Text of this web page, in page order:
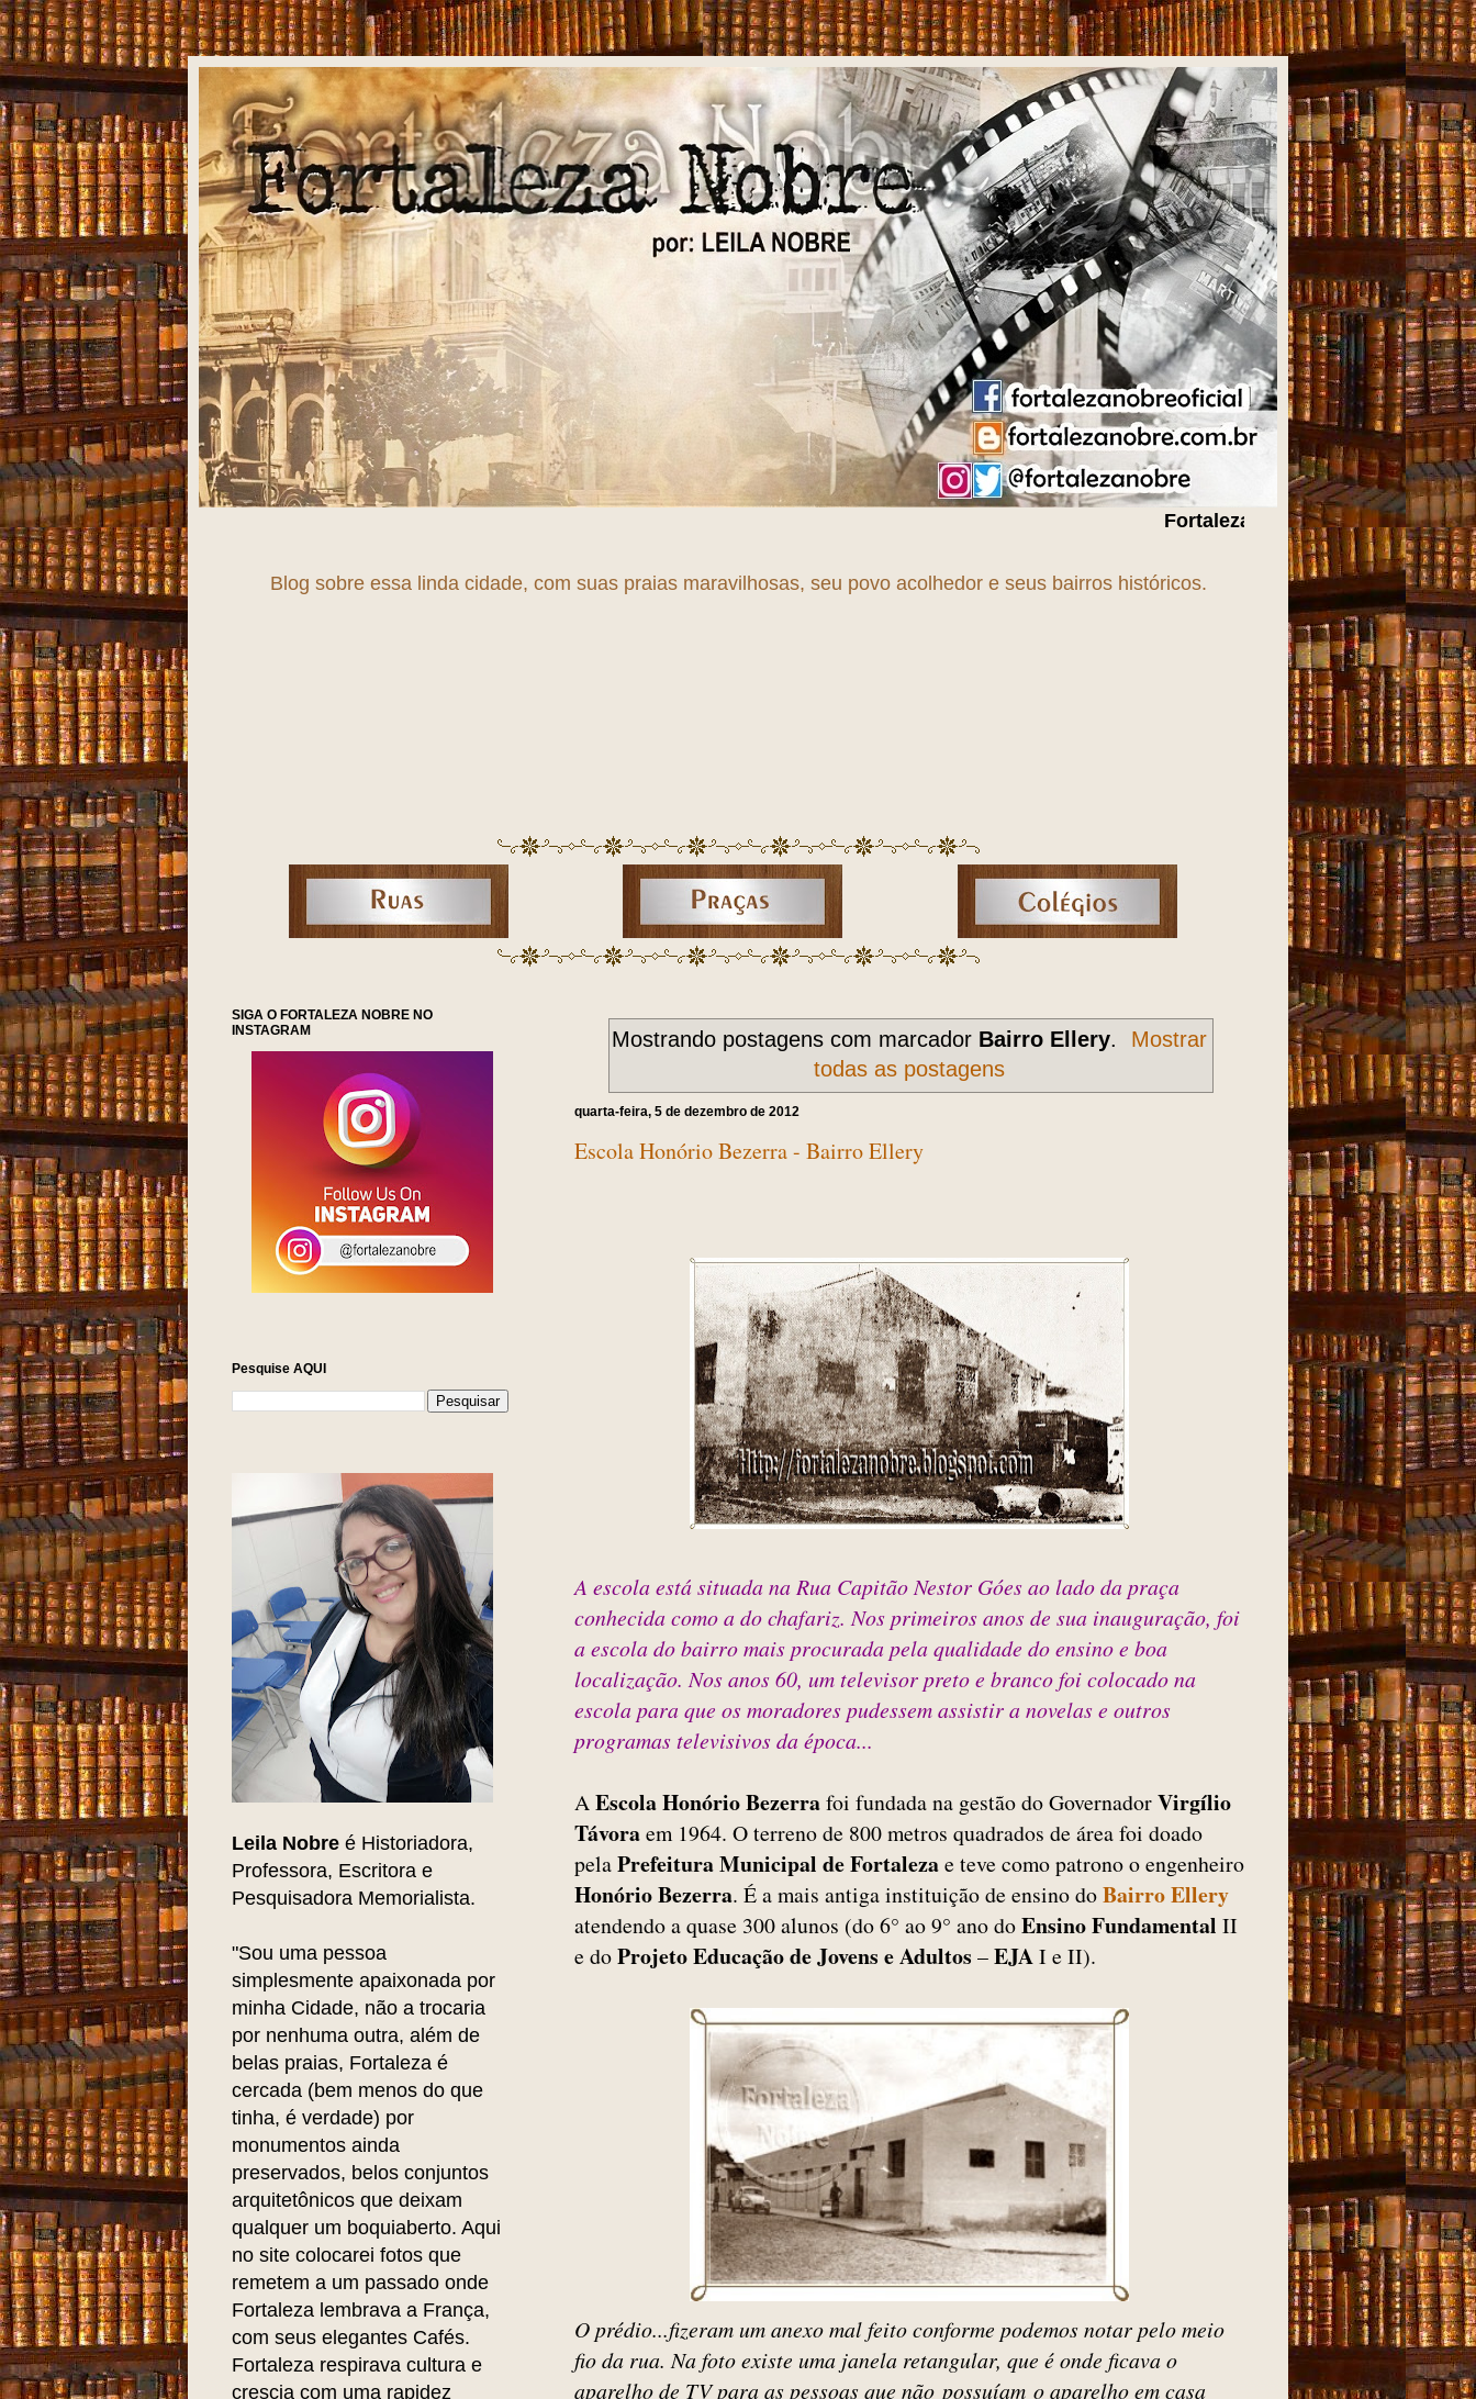
Fortaleza, uma cidade em AnSfOrM ãO!!!
Blog sobre essa linda cidade, com suas praias maravilhosas, seu povo acolhedor e seus bairros históricos.
Mostrando postagens com marcador Bairro Ellery.
Mostrar
todas as postagens
quarta-feira, 5 de dezembro de 2012
Escola Honório Bezerra - Bairro Ellery
A escola está situada na Rua Capitão Nestor Góes ao lado da praça
conhecida como a do chafariz. Nos primeiros anos de sua inauguração, foi
a escola do bairro mais procurada pela qualidade do ensino e boa
localização. Nos anos 60, um televisor preto e branco foi colocado na
escola para que os moradores pudessem assistir a novelas e outros
programas televisivos da época...
AEscola Honório Bezerrafoi fundada na gestão do GovernadorVirgílio
Távoraem 1964. O terreno de 800 metros quadrados de área foi doado
pelaPrefeitura Municipal de Fortalezae teve como patrono o engenheiro
Honório Bezerra. É a mais antiga instituição de ensino doBairro Ellery
atendendo a quase 300 alunos (do 6° ao 9° ano doEnsino Fundamental II
e doProjeto Educação de Jovens e Adultos –EJAI e II).
O prédio...fizeram um anexo mal feito conforme podemos notar pelo meio
fio da rua. Na foto existe uma janela retangular, que é onde ficava o
aparelho de TV para as pessoas que não possuíam o aparelho em casa
SIGA O FORTALEZA NOBRE NO
INSTAGRAM
Pesquise AQUI
Leila Nobre é Historiadora,
Professora, Escritora e
Pesquisadora Memorialista.
"Sou uma pessoa
simplesmente apaixonada por
minha Cidade, não a trocaria
por nenhuma outra, além de
belas praias, Fortaleza é
cercada (bem menos do que
tinha, é verdade) por
monumentos ainda
preservados, belos conjuntos
arquitetônicos que deixam
qualquer um boquiaberto. Aqui
no site colocarei fotos que
remetem a um passado onde
Fortaleza lembrava a França,
com seus elegantes Cafés.
Fortaleza respirava cultura e
crescia com uma rapidez